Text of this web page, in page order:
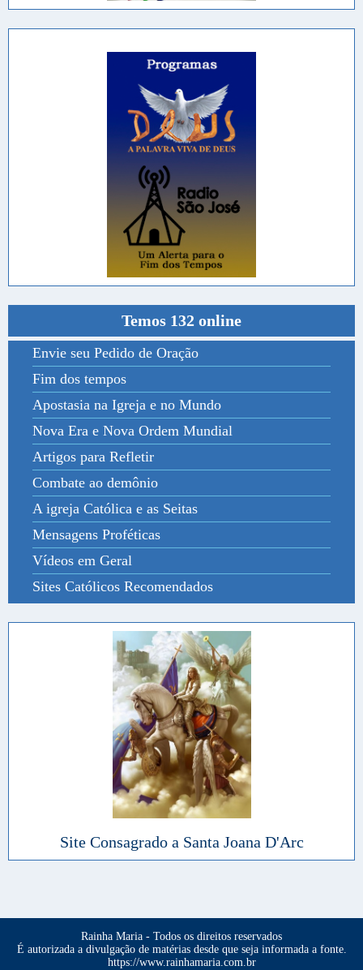
Temos 132 online
Envie seu Pedido de Oração
Fim dos tempos
Apostasia na Igreja e no Mundo
Nova Era e Nova Ordem Mundial
Artigos para Refletir
Combate ao demônio
A igreja Católica e as Seitas
Mensagens Proféticas
Vídeos em Geral
Sites Católicos Recomendados
Site Consagrado a Santa Joana D'Arc
Rainha Maria - Todos os direitos reservados
É autorizada a divulgação de matérias desde que seja informada a fonte.
https://www.rainhamaria.com.br